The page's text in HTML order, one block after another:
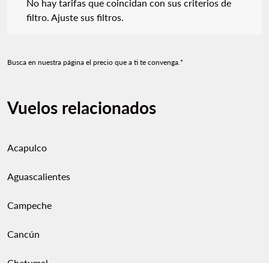
No hay tarifas que coincidan con sus criterios de
filtro. Ajuste sus filtros.
Busca en nuestra página el precio que a ti te convenga.*
Vuelos relacionados
Acapulco
Aguascalientes
Campeche
Cancún